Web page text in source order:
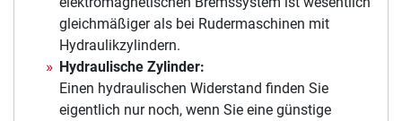
gleichmäßiger als bei Rudermaschinen mit
Hydraulikzylindern.
Hydraulische Zylinder:
Einen hydraulischen Widerstand finden Sie
eigentlich nur noch, wenn Sie eine günstige